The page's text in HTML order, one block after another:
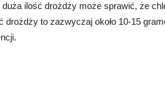
ilość drożdży może sprawić, że
to zazwyczaj około 10-15